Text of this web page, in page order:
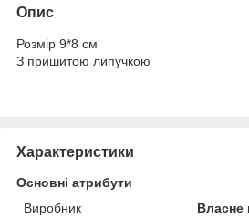
Опис
Розмір 9*8 см
З пришитою липучкою
Характеристики
Основні атрибути
Виробник
Власне